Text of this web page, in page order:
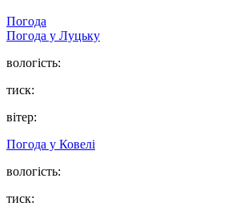
Погода
Погода у Луцьку
вологість:
тиск:
вітер:
Погода у Ковелі
вологість:
тиск: